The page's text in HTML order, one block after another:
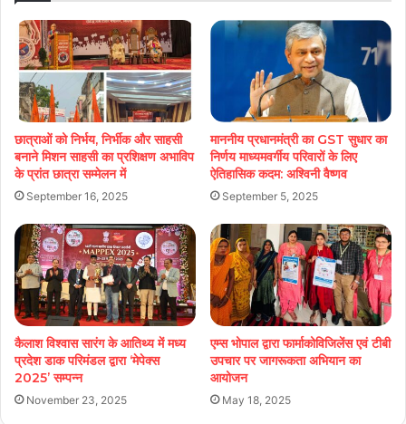
छात्राओं को निर्भय, निर्भीक और साहसी
बनाने मिशन साहसी का प्रशिक्षण अभाविप
के प्रांत छात्रा सम्मेलन में
September 16, 2025
माननीय प्रधानमंत्री का GST सुधार का
निर्णय माध्यमवर्गीय परिवारों के लिए
ऐतिहासिक कदम: अश्विनी वैष्णव
September 5, 2025
कैलाश विश्वास सारंग के आतिथ्य में मध्य
प्रदेश डाक परिमंडल द्वारा ‘मेपेक्स
2025’ सम्पन्न
November 23, 2025
एम्स भोपाल द्वारा फार्माकोविजिलेंस एवं टीबी
उपचार पर जागरूकता अभियान का
आयोजन
May 18, 2025